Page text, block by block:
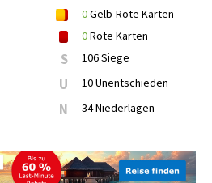
0Gelb-Rote Karten
0Rote Karten
S 106 Siege
U 10 Unentschieden
N 34 Niederlagen